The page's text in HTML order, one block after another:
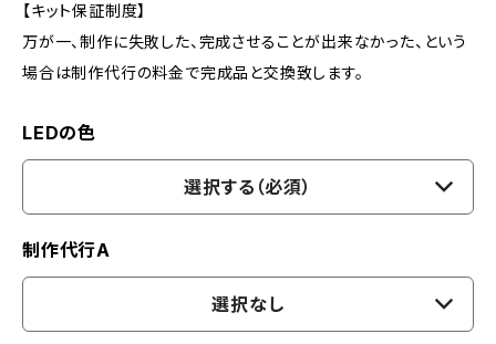
【キット保証制度】
万が一、制作に失敗した、完成させることが出来なかった、という
場合は制作代行の料金で完成品と交換致します。
LEDの色
選択する（必須）
制作代行A
選択なし